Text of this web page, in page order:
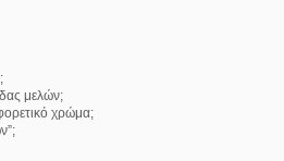
μελών;
χρώμα;